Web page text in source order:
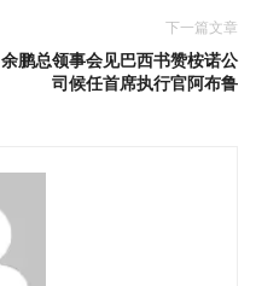
下一篇文章
余鹏总领事会见巴西书赞桉诺公
司候任首席执行官阿布鲁